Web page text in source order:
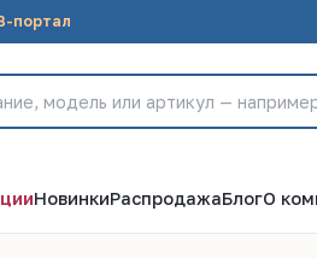
портал
НовинкиРаспродажаБлогО